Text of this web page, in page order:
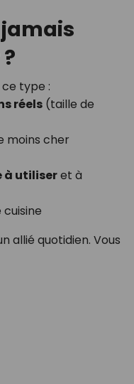
jamais
type :
réels(taille de
moins cher
à utiliseret à
allié quotidien. Vous